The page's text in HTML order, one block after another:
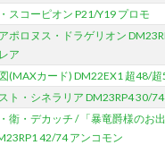
スコーピオン P21/Y19 プロモ
ポロヌス・ドラゲリオン
ア
(MAXカード) DM22EX1 超48/超
ト・シネラリア DM23RP4 30/
衛・デカッチ / 「暴竜爵様のお
42/74 アンコモン